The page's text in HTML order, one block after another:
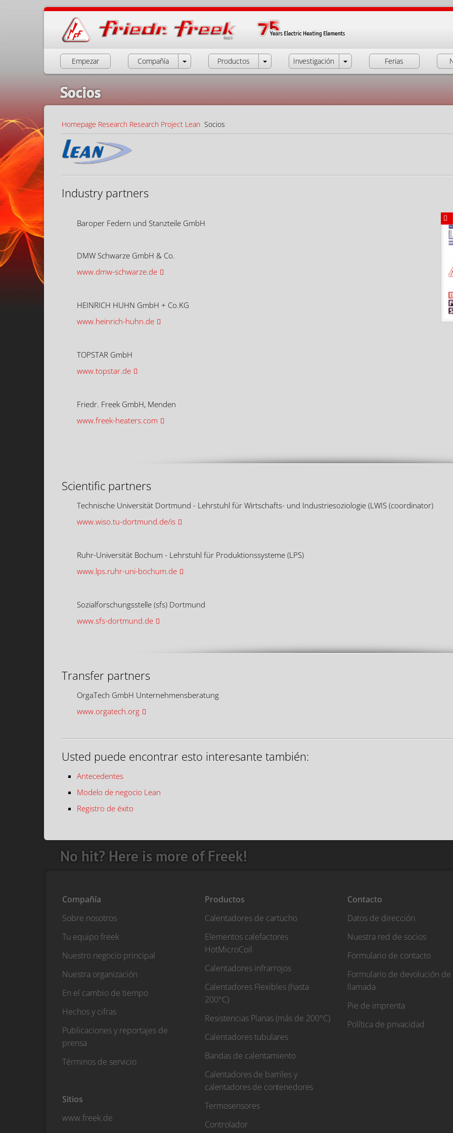
Empezar Compañía Productos Investigación Ferias
Socios
Homepage Research Research Project Lean Socios
Industry partners
Baroper Federn und Stanzteile GmbH
DMW Schwarze GmbH & Co.
www.dmw-schwarze.de
HEINRICH HUHN GmbH + Co.KG
www.heinrich-huhn.de
TOPSTAR GmbH
www.topstar.de
Friedr. Freek GmbH, Menden
www.freek-heaters.com
Scientific partners
Technische Universität Dortmund - Lehrstuhl für Wirtschafts- und Industriesoziologie (LWIS (coordinator)
www.wiso.tu-dortmund.de/is
Ruhr-Universität Bochum - Lehrstuhl für Produktionssysteme (LPS)
www.lps.ruhr-uni-bochum.de
Sozialforschungsstelle (sfs) Dortmund
www.sfs-dortmund.de
Transfer partners
OrgaTech GmbH Unternehmensberatung
www.orgatech.org
Usted puede encontrar esto interesante también:
Antecedentes
Modelo de negocio Lean
Registro de éxito
No hit? Here is more of Freek!
Compañía
Sobre nosotros
Tu equipo freek
Nuestro negocio principal
Nuestra organización
En el cambio de tiempo
Hechos y cifras
Publicaciones y reportajes de
prensa
Términos de servicio
Sitios
www.freek.de
Productos
Calentadores de cartucho
Elementos calefactores
HotMicroCoil
Calentadores infrarrojos
Calentadores Flexibles (hasta
200°C)
Resistencias Planas (más de 200°C)
Calentadores tubulares
Bandas de calentamiento
Calentadores de barriles y
calentadores de contenedores
Termosensores
Controlador
Contacto
Datos de dirección
Nuestra red de socios
Formulario de contacto
Formulario de devolución de
llamada
Pie de imprenta
Política de privacidad